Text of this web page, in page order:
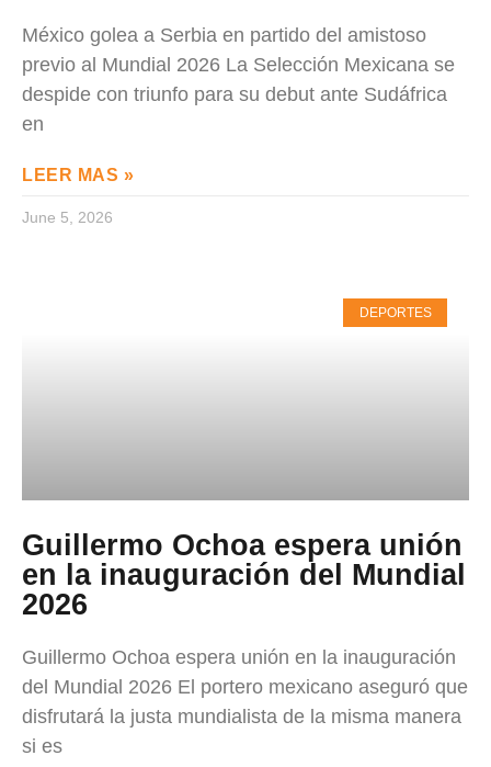
México golea a Serbia en partido del amistoso
previo al Mundial 2026 La Selección Mexicana se
despide con triunfo para su debut ante Sudáfrica
en
LEER MAS »
June 5, 2026
DEPORTES
Guillermo Ochoa espera unión
en la inauguración del Mundial
2026
Guillermo Ochoa espera unión en la inauguración
del Mundial 2026 El portero mexicano aseguró que
disfrutará la justa mundialista de la misma manera
si es